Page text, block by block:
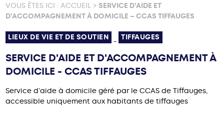
VOUS ÊTES ICI :ACCUEIL >SERVICE D’AIDE ET
D’ACCOMPAGNEMENT À DOMICILE – CCAS TIFFAUGES
LIEUX DE VIE ET DE SOUTIEN - TIFFAUGES
SERVICE D'AIDE ET D'ACCOMPAGNEMENT À
DOMICILE - CCAS TIFFAUGES
Service d’aide à domicile géré par le CCAS de Tiffauges,
accessible uniquement aux habitants de tiffauges